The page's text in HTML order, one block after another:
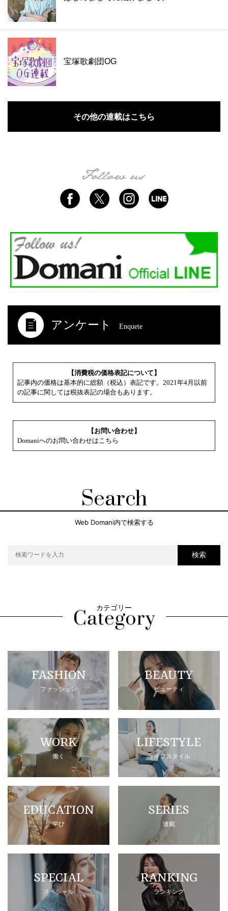
宝塚歌劇団OG
その他の連載はこちら
アンケート Enquete
【消費税の価格表記について】
記事内の価格は基本的に総額（税込）表記です。2021年4月以前
の記事に関しては税抜表記の場合もあります。
【お問い合わせ】
Domaniへのお問い合わせはこちら
Search
Web Domani内で検索する
検索
カテゴリー
FASHION
ファッション
BEAUTY
ビューティ
WORK
働く
LIFESTYLE
ライフスタイル
EDUCATION
学び
SERIES
連載
SPECIAL
スペシャル
RANKING
ランキング